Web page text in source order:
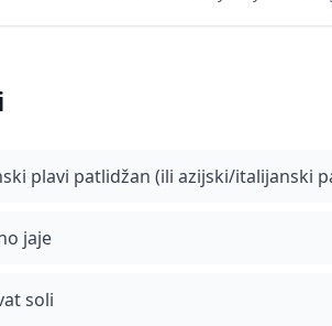
plavi patlidžan (ili azijski/italijanski
jaje
soli